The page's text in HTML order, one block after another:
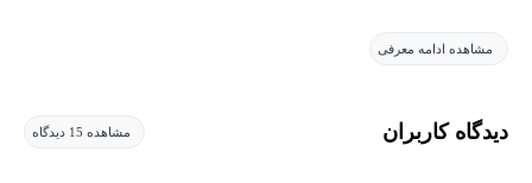
پایه‌های محکمی برای ساختن یک مسیر شغلی ایده‌آل در منابع انسانی
محتوای دوره بر مهارت‌هایی تمرکز دارد که برای برتری به عنوان مدیر
مشاهده ادامه معرفی
دیدگاه کاربران مشاهده 15 دیدگاه